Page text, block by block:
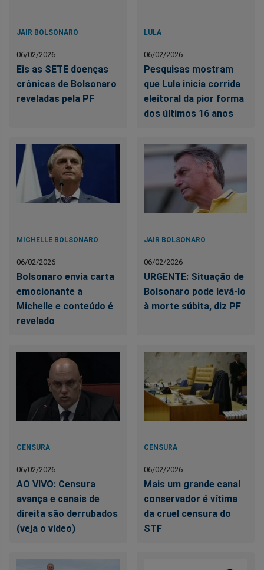
JAIR BOLSONARO
06/02/2026
Eis as SETE doenças
crônicas de Bolsonaro
reveladas pela PF
LULA
06/02/2026
Pesquisas mostram
que Lula inicia corrida
eleitoral da pior forma
dos últimos 16 anos
MICHELLE BOLSONARO
06/02/2026
Bolsonaro envia carta
emocionante a
Michelle e conteúdo é
revelado
JAIR BOLSONARO
06/02/2026
URGENTE: Situação de
Bolsonaro pode levá-lo
à morte súbita, diz PF
CENSURA
06/02/2026
AO VIVO: Censura
avança e canais de
direita são derrubados
(veja o vídeo)
CENSURA
06/02/2026
Mais um grande canal
conservador é vítima
da cruel censura do
STF